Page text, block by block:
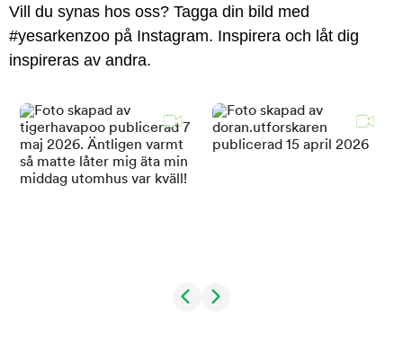
Vill du synas hos oss? Tagga din bild med
#yesarkenzoo på Instagram. Inspirera och låt dig
inspireras av andra.